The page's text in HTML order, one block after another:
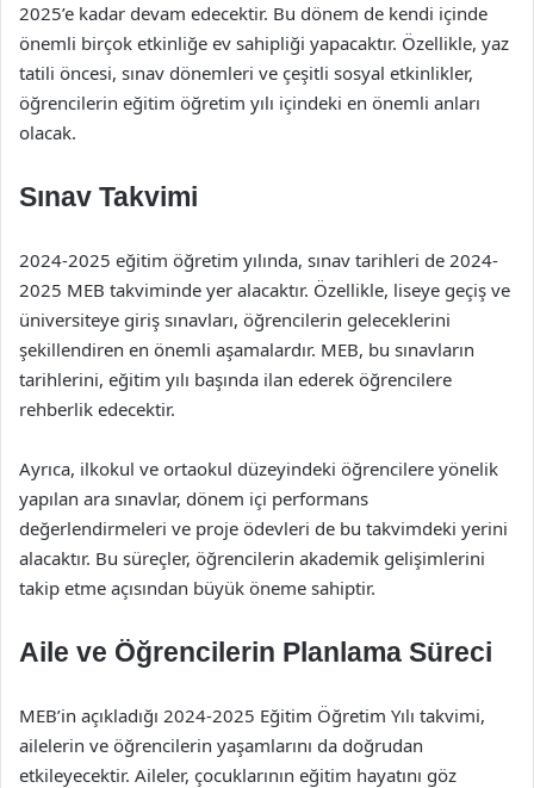
2025’e kadar devam edecektir. Bu dönem de kendi içinde
önemli birçok etkinliğe ev sahipliği yapacaktır. Özellikle, yaz
tatili öncesi, sınav dönemleri ve çeşitli sosyal etkinlikler,
öğrencilerin eğitim öğretim yılı içindeki en önemli anları
olacak.
Sınav Takvimi
2024-2025 eğitim öğretim yılında, sınav tarihleri de 2024-
2025 MEB takviminde yer alacaktır. Özellikle, liseye geçiş ve
üniversiteye giriş sınavları, öğrencilerin geleceklerini
şekillendiren en önemli aşamalardır. MEB, bu sınavların
tarihlerini, eğitim yılı başında ilan ederek öğrencilere
rehberlik edecektir.
Ayrıca, ilkokul ve ortaokul düzeyindeki öğrencilere yönelik
yapılan ara sınavlar, dönem içi performans
değerlendirmeleri ve proje ödevleri de bu takvimdeki yerini
alacaktır. Bu süreçler, öğrencilerin akademik gelişimlerini
takip etme açısından büyük öneme sahiptir.
Aile ve Öğrencilerin Planlama Süreci
MEB’in açıkladığı 2024-2025 Eğitim Öğretim Yılı takvimi,
ailelerin ve öğrencilerin yaşamlarını da doğrudan
etkileyecektir. Aileler, çocuklarının eğitim hayatını göz